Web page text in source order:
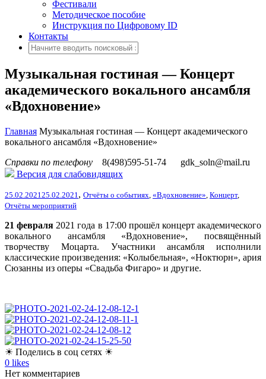
Фестивали
Методическое пособие
Инструкция по Цифровому ID
Контакты
Музыкальная гостиная — Концерт
академического вокального ансамбля
«Вдохновение»
Главная Музыкальная гостиная — Концерт академического
вокального ансамбля «Вдохновение»
Справки по телефону
8(498)595-51-74
gdk_soln@mail.ru
Версия для слабовидящих
25.02.2021 25.02.2021 , Отчёты о событиях «Вдохновение» Концерт,
Отчёты мероприятий
21 февраля 2021 года в 17:00 прошёл концерт академического
вокального ансамбля «Вдохновение», посвящённый
творчеству Моцарта. Участники ансамбля исполнили
классические произведения: «Колыбельная», «Ноктюрн», ария
Сюзанны из оперы «Свадьба Фигаро» и другие.
☀ Поделись в соц сетях ☀
0 likes
Нет комментариев